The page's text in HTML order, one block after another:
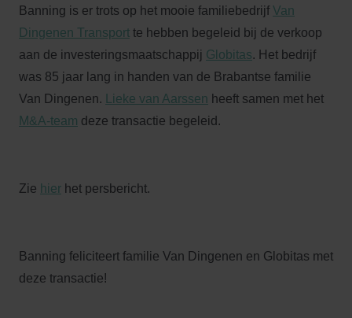
Banning is er trots op het mooie familiebedrijf Van
Dingenen Transport te hebben begeleid bij de verkoop
aan de investeringsmaatschappij Globitas. Het bedrijf
was 85 jaar lang in handen van de Brabantse familie
Van Dingenen.
Lieke van Aarssen heeft samen met het
M&A-team deze transactie begeleid.
Zie hier het persbericht.
Banning feliciteert familie Van Dingenen en Globitas met
deze transactie!